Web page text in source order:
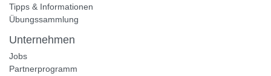
Tipps & Informationen
Übungssammlung
Unternehmen
Jobs
Partnerprogramm